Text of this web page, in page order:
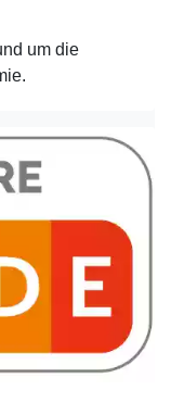
um die